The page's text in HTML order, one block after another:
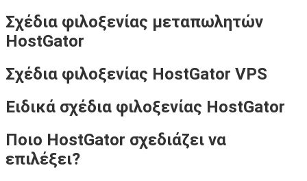
Σχέδια φιλοξενίας μεταπωλητών
HostGator
Σχέδια φιλοξενίας HostGator VPS
Ειδικά σχέδια φιλοξενίας HostGator
Ποιο HostGator σχεδιάζει να
επιλέξει?